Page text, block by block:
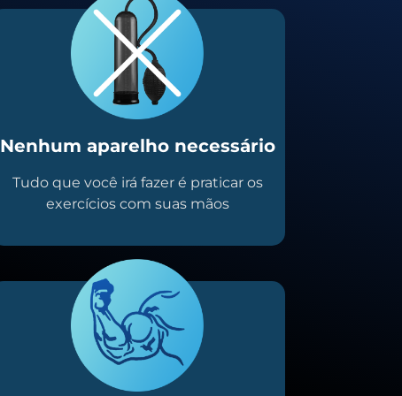
Nenhum aparelho necessário
Tudo que você irá fazer é praticar os
exercícios com suas mãos